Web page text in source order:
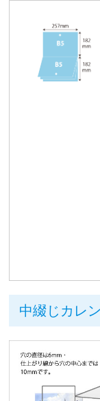
中綴じカレ